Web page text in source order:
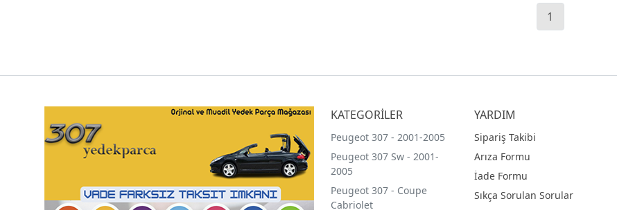
1
KATEGORİLER
Peugeot 307 - 2001-2005
Peugeot 307 Sw - 2001-
2005
Peugeot 307 - Coupe
Cabriolet
YARDIM
Sipariş Takibi
Arıza Formu
İade Formu
Sıkça Sorulan Sorular